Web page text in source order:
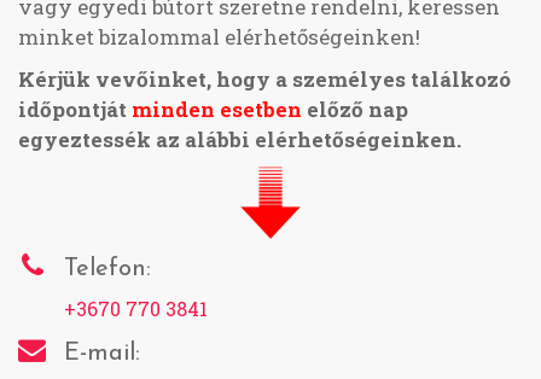
vagy egyedi bútort szeretne rendelni, keressen
minket bizalommal elérhetőségeinken!
Kérjük vevőinket, hogy a személyes találkozó
időpontját minden esetben előző nap
egyeztessék az alábbi elérhetőségeinken.
Telefon:
+3670 770 3841
E-mail: